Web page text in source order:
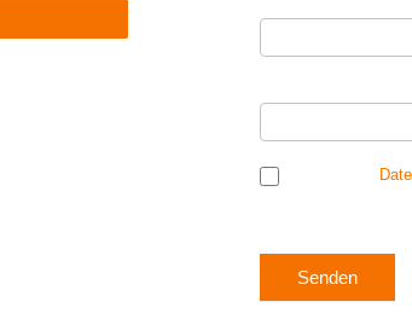
Newsletter
Anmeldung
Senden